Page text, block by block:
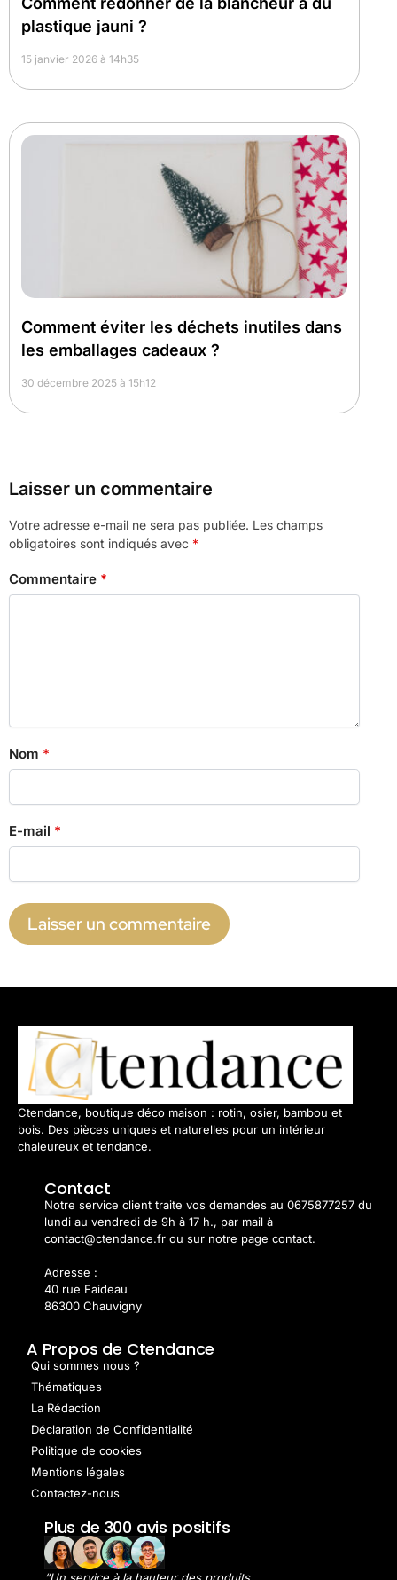
plastique jauni ?
15 janvier 2026 à 14h35
Comment éviter les déchets inutiles dans
les emballages cadeaux ?
30 décembre 2025 à 15h12
Laisser un commentaire
Votre adresse e-mail ne sera pas publiée. Les champs
obligatoires sont indiqués avec *
Commentaire *
Nom *
E-mail *
Ctendance, boutique déco maison : rotin, osier, bambou et
bois. Des pièces uniques et naturelles pour un intérieur
chaleureux et tendance.
Contact
Notre service client traite vos demandes au 0675877257 du
lundi au vendredi de 9h à 17 h., par mail à
contact@ctendance.fr ou sur notre page contact.
Adresse :
40 rue Faideau
86300 Chauvigny
A Propos de Ctendance
Qui sommes nous ?
Thématiques
La Rédaction
Déclaration de Confidentialité
Politique de cookies
Mentions légales
Contactez-nous
Plus de 300 avis positifs
“Un service à la hauteur des produits